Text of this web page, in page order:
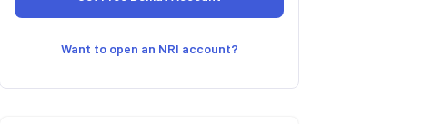
Want to open an NRI account?